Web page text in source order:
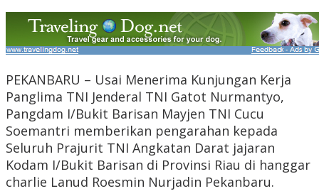
PEKANBARU – Usai Menerima Kunjungan Kerja
Panglima TNI Jenderal TNI Gatot Nurmantyo,
Pangdam I/Bukit Barisan Mayjen TNI Cucu
Soemantri memberikan pengarahan kepada
Seluruh Prajurit TNI Angkatan Darat jajaran
Kodam I/Bukit Barisan di Provinsi Riau di hanggar
charlie Lanud Roesmin Nurjadin Pekanbaru.